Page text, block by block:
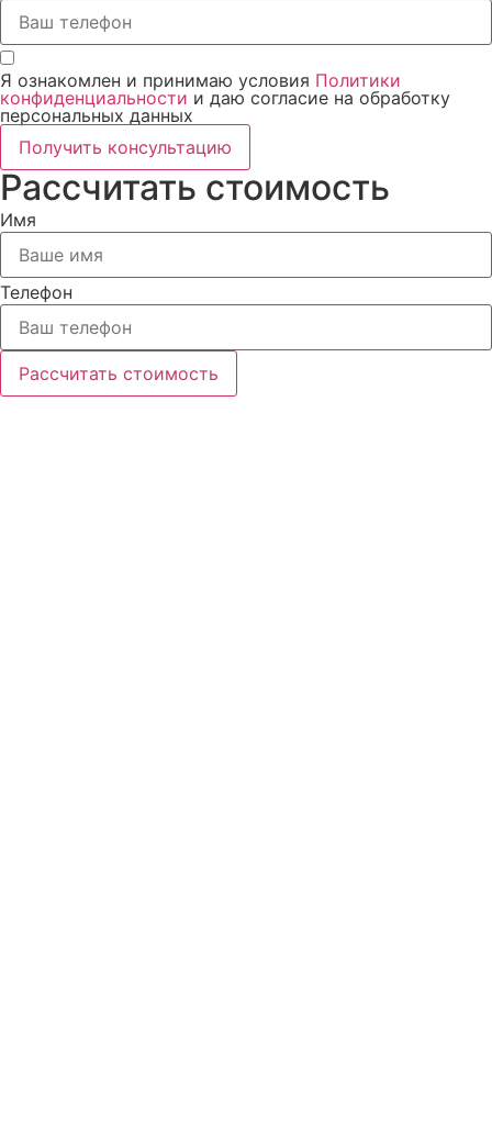
Я ознакомлен и принимаю условия Политики
конфиденциальности и даю согласие на обработку
персональных данных
Получить консультацию
Рассчитать стоимость
Имя
Телефон
Рассчитать стоимость